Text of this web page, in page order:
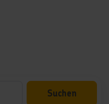
Suchen